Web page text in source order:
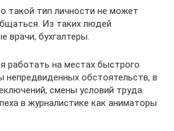
такой тип личности не может
Из таких людей
врачи, бухгалтеры.
работать на местах быстрого
непредвиденных обстоятельств, в
смены условий труда.
в журналистике как аниматоры